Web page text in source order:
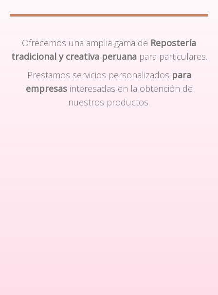
Ofrecemos una amplia gama de Repostería
tradicional y creativa peruanapara particulares.
Prestamos servicios personalizados para
empresasinteresadas en la obtención de
nuestros productos.